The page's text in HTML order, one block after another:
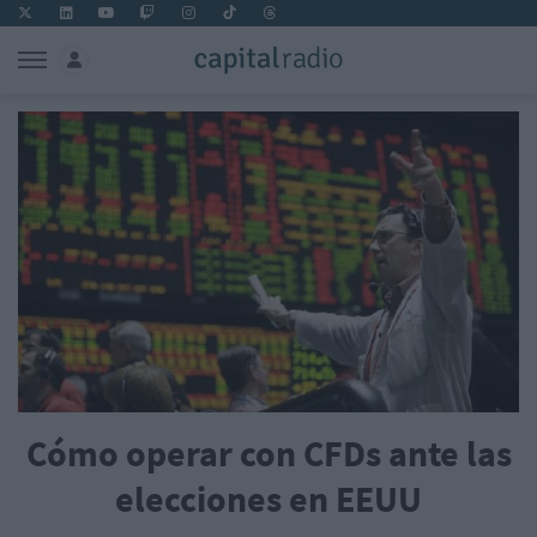
Cómo operar con CFDs ante las
elecciones en EEUU